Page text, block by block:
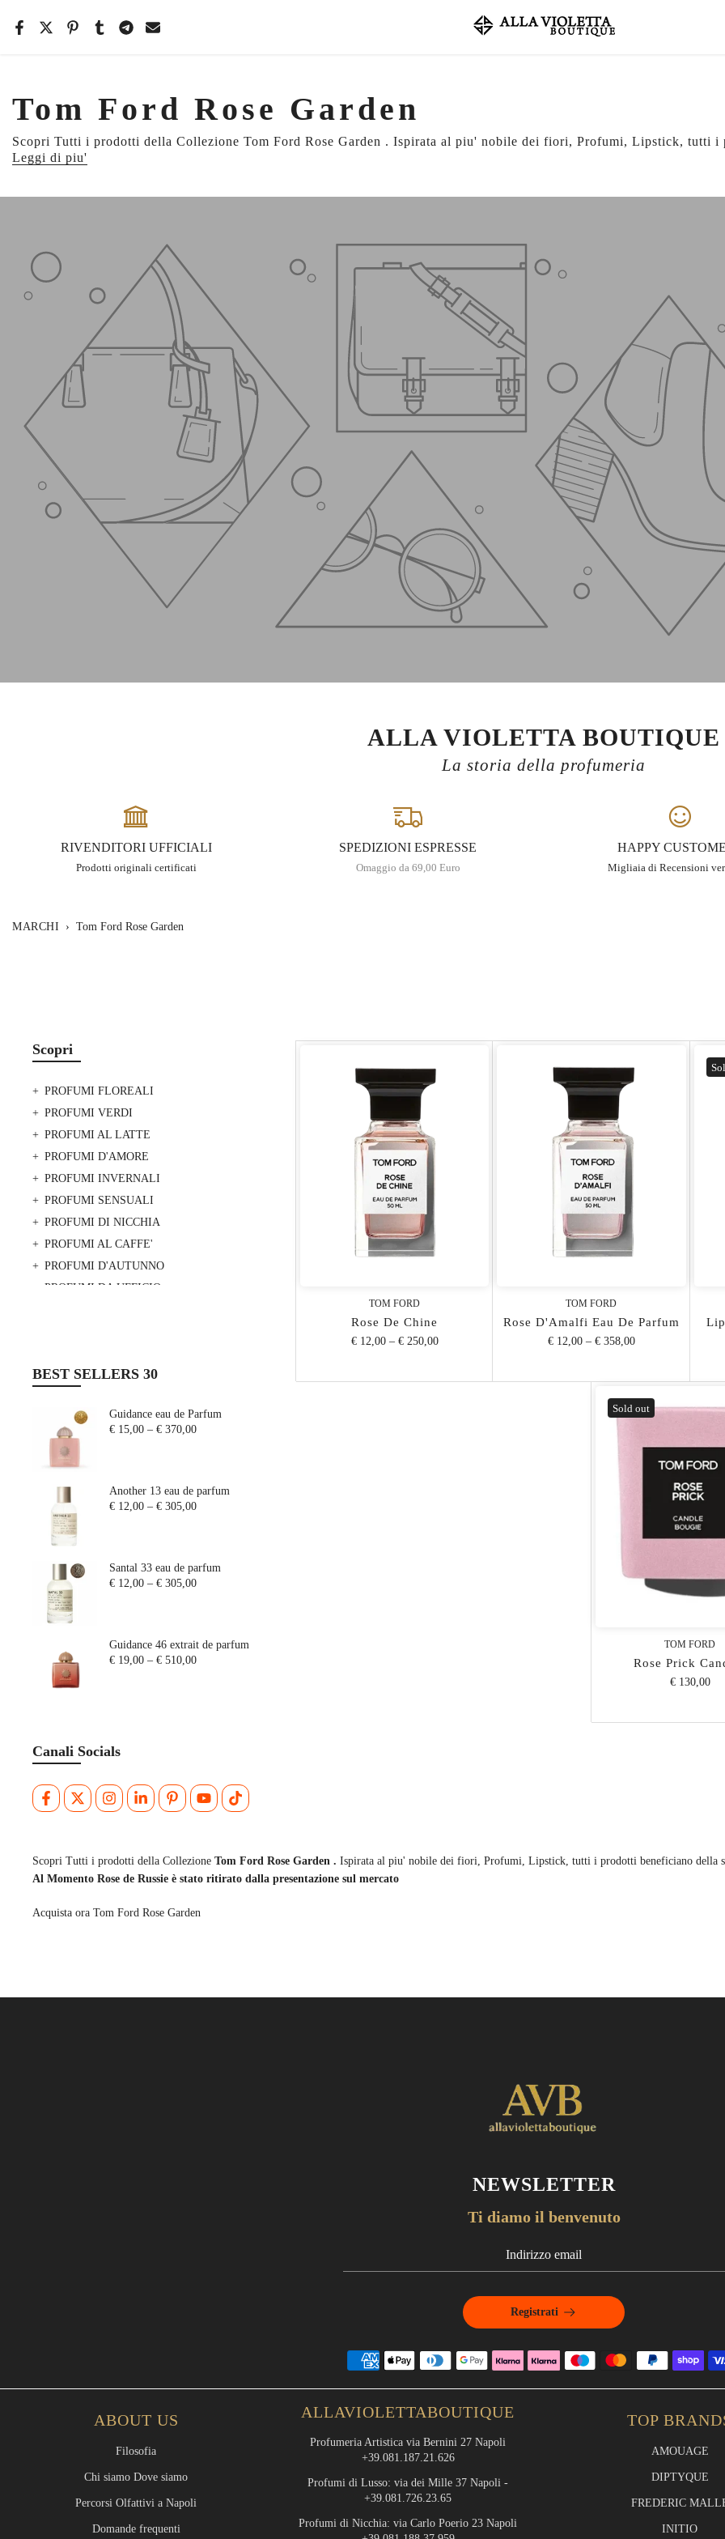
Tom Ford Rose Garden
Scopri Tutti i prodotti della Collezione Tom Ford Rose Garden . Ispirata al piu' nobile dei fiori, Profumi, Lipstick, tutti i
Leggi di piu'
ALLA VIOLETTA BOUTIQUE
La storia della profumeria
RIVENDITORI UFFICIALI
Prodotti originali certificati
SPEDIZIONI ESPRESSE
Omaggio da 69,00 Euro
HAPPY
Migliaia di Recensioni
MARCHI ›Tom Ford Rose Garden
TOM FORD
Rose De Chine
€ 12,00 – € 250,00
TOM FORD
Rose D'Amalfi Eau De Parfum
€ 12,00 – € 358,00
Sold out
TOM FORD
Rose Prick
€ 130,00
Scopri
PROFUMI FLOREALI
PROFUMI VERDI
PROFUMI AL LATTE
PROFUMI D'AMORE
PROFUMI INVERNALI
PROFUMI SENSUALI
PROFUMI DI NICCHIA
PROFUMI AL CAFFE'
PROFUMI D'AUTUNNO
PROFUMI DA UFFICIO
PROFUMI GOURMAND
PROFUMI MARINI
PROFUMI PER INGREDIENTE
PROFUMI ITALIANI
PROFUMI INGLESI
PROFUMI ORIENTALI
PROFUMI DA CERIMONIA
SAMPLES
BEST SELLERS 30
Guidance eau de Parfum
€ 15,00 – € 370,00
Another 13 eau de parfum
€ 12,00 – € 305,00
Santal 33 eau de parfum
€ 12,00 – € 305,00
Guidance 46 extrait de parfum
€ 19,00 – € 510,00
Canali Socials
Scopri Tutti i prodotti della Collezione Tom Ford Rose Garden . Ispirata al piu' nobile dei fiori, Profumi, Lipstick, tutti i prodotti beneficiano della
Al Momento Rose de Russie è stato ritirato dalla presentazione sul mercato
Acquista ora Tom Ford Rose Garden
NEWSLETTER
Ti diamo il benvenuto
Registrati
ABOUT US
Filosofia
Chi siamo Dove siamo
Percorsi Olfattivi a Napoli
Domande frequenti
ALLAVIOLETTABOUTIQUE
Profumeria Artistica via Bernini 27 Napoli
+39.081.187.21.626
Profumi di Lusso: via dei Mille 37 Napoli -
+39.081.726.23.65
Profumi di Nicchia: via Carlo Poerio 23 Napoli
TOP
AMOUAGE
DIPTYQUE
FREDERIC
INITIO